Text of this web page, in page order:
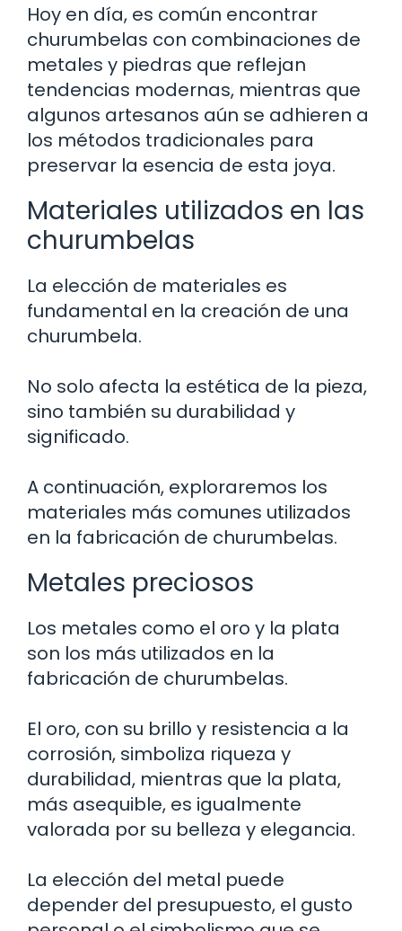
Hoy en día, es común encontrar
churumbelas con combinaciones de
metales y piedras que reflejan
tendencias modernas, mientras que
algunos artesanos aún se adhieren a
los métodos tradicionales para
preservar la esencia de esta joya.
Materiales utilizados en las
churumbelas
La elección de materiales es
fundamental en la creación de una
churumbela.
No solo afecta la estética de la pieza,
sino también su durabilidad y
significado.
A continuación, exploraremos los
materiales más comunes utilizados
en la fabricación de churumbelas.
Metales preciosos
Los metales como el oro y la plata
son los más utilizados en la
fabricación de churumbelas.
El oro, con su brillo y resistencia a la
corrosión, simboliza riqueza y
durabilidad, mientras que la plata,
más asequible, es igualmente
valorada por su belleza y elegancia.
La elección del metal puede
depender del presupuesto, el gusto